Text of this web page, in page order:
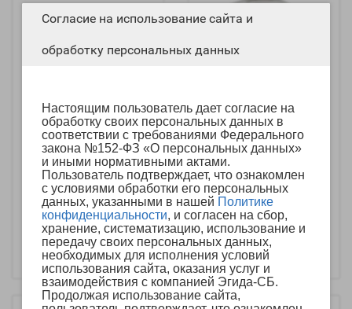
Согласие на использование сайта и
обработку персональных данных
Настоящим пользователь дает согласие на
обработку своих персональных данных в
соответствии с требованиями Федерального
закона №152-ФЗ «О персональных данных»
и иными нормативными актами.
Пользователь подтверждает, что ознакомлен
с условиями обработки его персональных
данных, указанными в нашей Политике
конфиденциальности, и согласен на сбор,
хранение, систематизацию, использование и
передачу своих персональных данных,
необходимых для исполнения условий
использования сайта, оказания услуг и
взаимодействия с компанией Эгида-СБ.
Продолжая использование сайта,
Тепловой пожарный
извещатель ИП 101-
1А-А3
385р.
+
-
В корзину
Тепловой пожарный
извещатель ИП 105-1-
А3 (70°)
-